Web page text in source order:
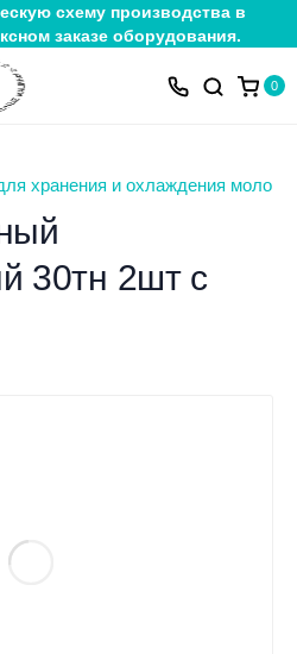
схему производства в
заказе оборудования.
0
хранения и охлаждения молока
30тн 2шт с